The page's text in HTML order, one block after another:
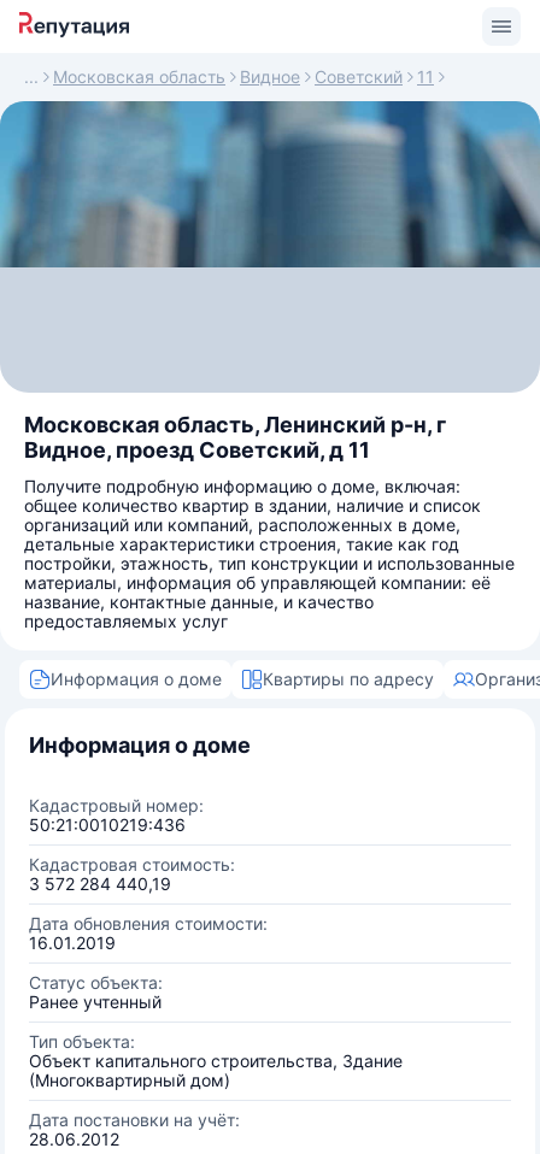
Московская область Видное Советский 11
Московская область, Ленинский р-н, г
Видное, проезд Советский, д 11
Получите подробную информацию о доме, включая:
общее количество квартир в здании, наличие и список
организаций или компаний, расположенных в доме,
детальные характеристики строения, такие как год
постройки, этажность, тип конструкции и использованные
материалы, информация об управляющей компании: её
название, контактные данные, и качество
предоставляемых услуг
Информация о доме Квартиры по адресу
Информация о доме
Кадастровый номер:
50:21:0010219:436
Кадастровая стоимость:
3 572 284 440,19
Дата обновления стоимости:
16.01.2019
Статус объекта:
Ранее учтенный
Тип объекта:
Объект капитального строительства, Здание
(Многоквартирный дом)
Дата постановки на учёт:
28.06.2012